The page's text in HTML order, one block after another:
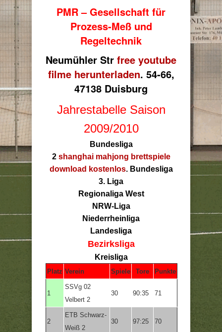
PMR – Gesellschaft für
Prozess-Meß und
Regeltechnik
Neumühler Str free youtube
filme herunterladen. 54-66,
47138 Duisburg
Jahrestabelle Saison
2009/2010
Bundesliga
2 shanghai mahjong brettspiele
download kostenlos. Bundesliga
3. Liga
Regionaliga West
NRW-Liga
Niederrheinliga
Landesliga
Bezirksliga
Kreisliga
Platz Verein Spiele Tore Punkte
1
SSVg 02
Velbert 2
30 90:35 71
2
ETB Schwarz-
Weiß 2
30 97:25 70